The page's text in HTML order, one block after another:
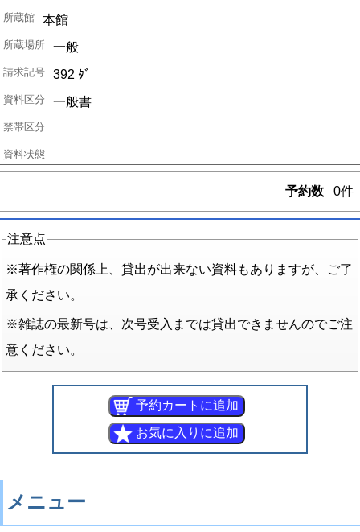
本館
一般
392 ﾀﾞ
一般書
予約数 0件
注意点
※著作権の関係上、貸出が出来ない資料もありますが、ご了
承ください。
※雑誌の最新号は、次号受入までは貸出できませんのでご注
意ください。
メニュー